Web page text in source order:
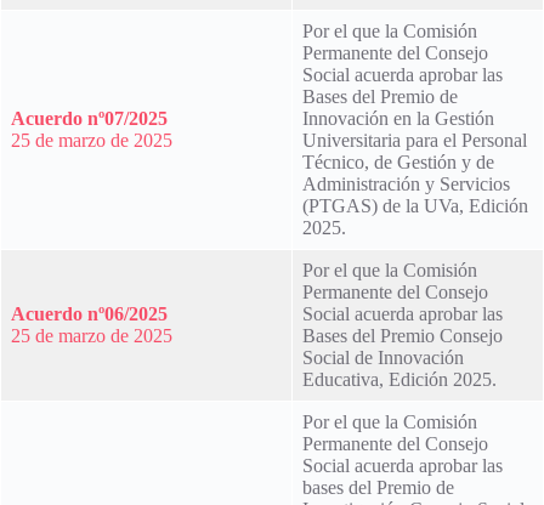
Acuerdo nº07/2025
25 de marzo de 2025
Por el que la Comisión
Permanente del Consejo
Social acuerda aprobar las
Bases del Premio de
Innovación en la Gestión
Universitaria para el Personal
Técnico, de Gestión y de
Administración y Servicios
(PTGAS) de la UVa, Edición
2025.
Acuerdo nº06/2025
25 de marzo de 2025
Por el que la Comisión
Permanente del Consejo
Social acuerda aprobar las
Bases del Premio Consejo
Social de Innovación
Educativa, Edición 2025.
Por el que la Comisión
Permanente del Consejo
Social acuerda aprobar las
bases del Premio de